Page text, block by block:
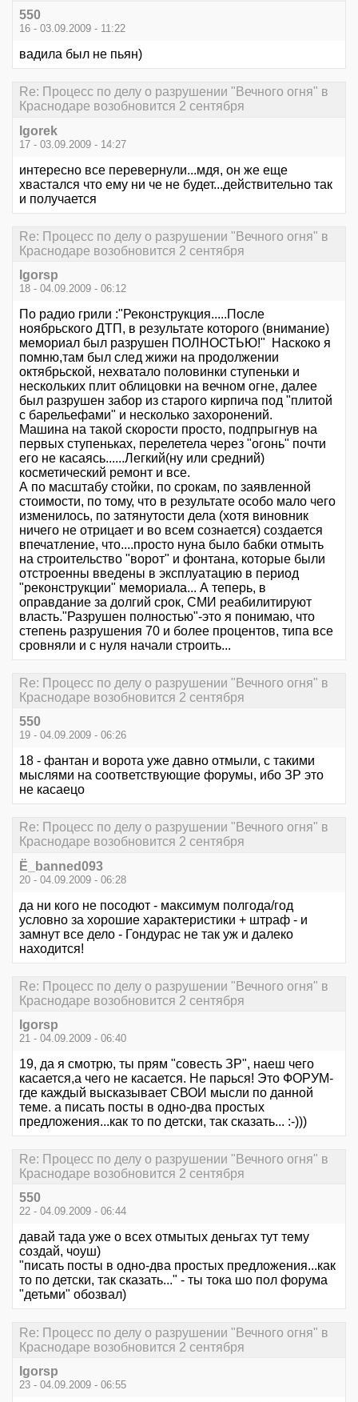
550
16 - 03.09.2009 - 11:22
вадила был не пьян)
Re: Процесс по делу о разрушении "Вечного огня" в
Краснодаре возобновится 2 сентября
Igorek
17 - 03.09.2009 - 14:27
интересно все перевернули...мдя, он же еще
хвастался что ему ни че не будет...действительно так
и получается
Re: Процесс по делу о разрушении "Вечного огня" в
Краснодаре возобновится 2 сентября
Igorsp
18 - 04.09.2009 - 06:12
По радио грили :"Реконструкция.....После
ноябрьского ДТП, в результате которого (внимание)
мемориал был разрушен ПОЛНОСТЬЮ!" Наскоко я
помню,там был след жижи на продолжении
октябрьской, нехватало половинки ступеньки и
нескольких плит облицовки на вечном огне, далее
был разрушен забор из старого кирпича под "плитой
с барельефами" и несколько захоронений.
Машина на такой скорости просто, подпрыгнув на
первых ступеньках, перелетела через "огонь" почти
его не касаясь......Легкий(ну или средний)
косметический ремонт и все.
А по масштабу стойки, по срокам, по заявленной
стоимости, по тому, что в результате особо мало чего
изменилось, по затянутости дела (хотя виновник
ничего не отрицает и во всем сознается) создается
впечатление, что....просто нуна было бабки отмыть
на строительство "ворот" и фонтана, которые были
отстроенны введены в эксплуатацию в период
"реконструкции" мемориала... А теперь, в
оправдание за долгий срок, СМИ реабилитируют
власть."Разрушен полностью"-это я понимаю, что
степень разрушения 70 и более процентов, типа все
сровняли и с нуля начали строить...
Re: Процесс по делу о разрушении "Вечного огня" в
Краснодаре возобновится 2 сентября
550
19 - 04.09.2009 - 06:26
18 - фантан и ворота уже давно отмыли, с такими
мыслями на соответствующие форумы, ибо ЗР это
не касаецо
Re: Процесс по делу о разрушении "Вечного огня" в
Краснодаре возобновится 2 сентября
Ё_banned093
20 - 04.09.2009 - 06:28
да ни кого не посодют - максимум полгода/год
условно за хорошие характеристики + штраф - и
замнут все дело - Гондурас не так уж и далеко
находится!
Re: Процесс по делу о разрушении "Вечного огня" в
Краснодаре возобновится 2 сентября
Igorsp
21 - 04.09.2009 - 06:40
19, да я смотрю, ты прям "совесть ЗР", наеш чего
касается,а чего не касается. Не парься! Это ФОРУМ-
где каждый высказывает СВОИ мысли по данной
теме. а писать посты в одно-два простых
предложения...как то по детски, так сказать... :-)))
Re: Процесс по делу о разрушении "Вечного огня" в
Краснодаре возобновится 2 сентября
550
22 - 04.09.2009 - 06:44
давай тада уже о всех отмытых деньгах тут тему
создай, чоуш)
"писать посты в одно-два простых предложения...как
то по детски, так сказать..." - ты тока шо пол форума
"детьми" обозвал)
Re: Процесс по делу о разрушении "Вечного огня" в
Краснодаре возобновится 2 сентября
Igorsp
23 - 04.09.2009 - 06:55